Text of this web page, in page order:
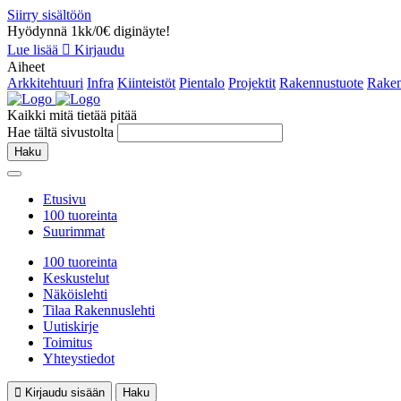
Siirry sisältöön
Hyödynnä 1kk/0€ diginäyte!
Lue lisää
Kirjaudu
Aiheet
Arkkitehtuuri Infra Kiinteistöt Pientalo Projektit Rakennustuote
Kaikki mitä tietää pitää
Hae tältä sivustolta
Haku
Etusivu
100 tuoreinta
Suurimmat
100 tuoreinta
Keskustelut
Näköislehti
Tilaa Rakennuslehti
Uutiskirje
Toimitus
Yhteystiedot
Kirjaudu sisään
Haku